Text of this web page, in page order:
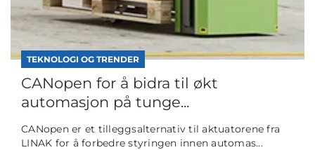
TEKNOLOGI OG TRENDER
CANopen for å bidra til økt
automasjon på tunge...
CANopen er et tilleggsalternativ til aktuatorene fra
LINAK for å forbedre styringen innen automas...